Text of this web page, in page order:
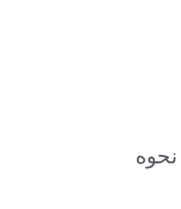
مرحله نحوه